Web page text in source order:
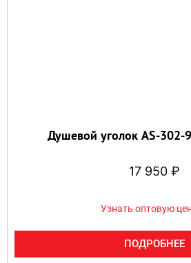
Душевой уголок AS-302-
17 950 ₽
Узнать оптовую
ПОДРОБНЕЕ